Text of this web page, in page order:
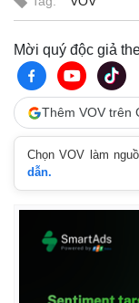
Thế giới
Quan sát
Cuộc sống đó đây
Hồ sơ
Mời quý độc giả
Thêm VOV trên
Chọn VOV làm
dẫn.